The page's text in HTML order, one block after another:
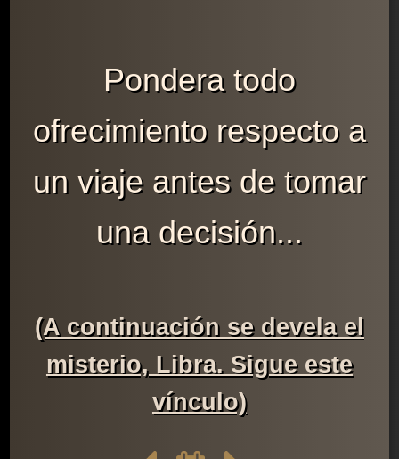
Pondera todo
ofrecimiento respecto a
un viaje antes de tomar
una decisión...
(A continuación se devela el
misterio, Libra. Sigue este
vínculo)